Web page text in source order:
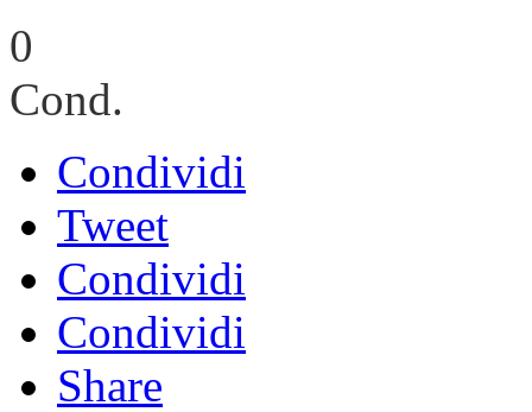
0
Cond.
Condividi
Tweet
Condividi
Condividi
Share